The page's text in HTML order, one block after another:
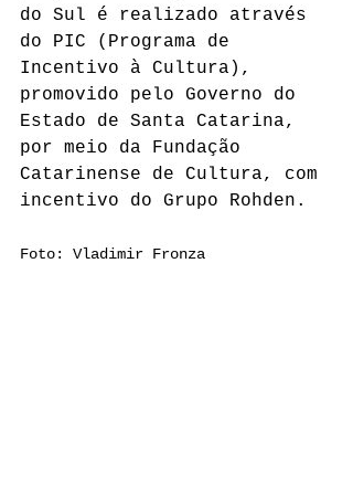
do Sul é realizado através
do PIC (Programa de
Incentivo à Cultura),
promovido pelo Governo do
Estado de Santa Catarina,
por meio da Fundação
Catarinense de Cultura, com
incentivo do Grupo Rohden.
Foto: Vladimir Fronza